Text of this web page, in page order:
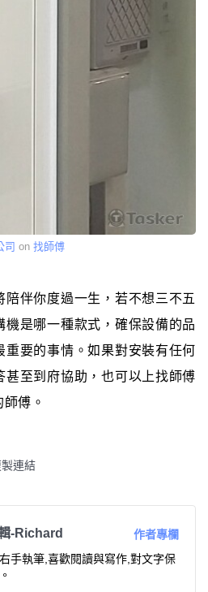
司 on 找師傅
陪伴你度過一生，若不想三不五
機是哪一種款式，確保設備的品
重要的事情。如果對安裝有任何
甚至到府協助，也可以上找師傅
傅。
連結
-Richard
作者專欄
手執筆,喜歡閱讀與寫作,對文字保